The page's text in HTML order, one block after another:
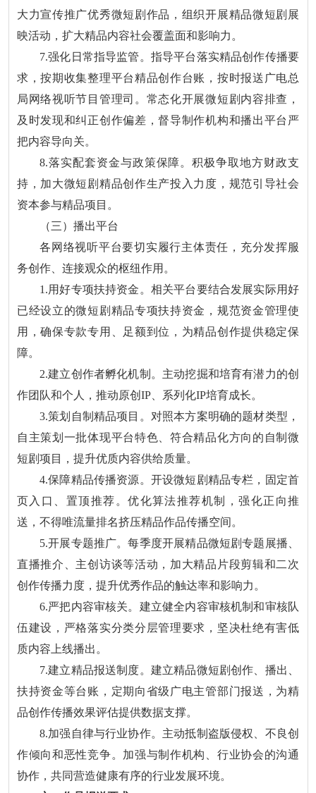
大力宣传推广优秀微短剧作品，组织开展精品微短剧展
映活动，扩大精品内容社会覆盖面和影响力。
7.强化日常指导监管。指导平台落实精品创作传播要
求，按期收集整理平台精品创作台账，按时报送广电总
局网络视听节目管理司。常态化开展微短剧内容排查，
及时发现和纠正创作偏差，督导制作机构和播出平台严
把内容导向关。
8.落实配套资金与政策保障。积极争取地方财政支
持，加大微短剧精品创作生产投入力度，规范引导社会
资本参与精品项目。
（三）播出平台
各网络视听平台要切实履行主体责任，充分发挥服
务创作、连接观众的枢纽作用。
1.用好专项扶持资金。相关平台要结合发展实际用好
已经设立的微短剧精品专项扶持资金，规范资金管理使
用，确保专款专用、足额到位，为精品创作提供稳定保
障。
2.建立创作者孵化机制。主动挖掘和培育有潜力的创
作团队和个人，推动原创IP、系列化IP培育成长。
3.策划自制精品项目。对照本方案明确的题材类型，
自主策划一批体现平台特色、符合精品化方向的自制微
短剧项目，提升优质内容供给质量。
4.保障精品传播资源。开设微短剧精品专栏，固定首
页入口、置顶推荐。优化算法推荐机制，强化正向推
送，不得唯流量排名挤压精品作品传播空间。
5.开展专题推广。每季度开展精品微短剧专题展播、
直播推介、主创访谈等活动，加大精品片段剪辑和二次
创作传播力度，提升优秀作品的触达率和影响力。
6.严把内容审核关。建立健全内容审核机制和审核队
伍建设，严格落实分类分层管理要求，坚决杜绝有害低
质内容上线播出。
7.建立精品报送制度。建立精品微短剧创作、播出、
扶持资金等台账，定期向省级广电主管部门报送，为精
品创作传播效果评估提供数据支撑。
8.加强自律与行业协作。主动抵制盗版侵权、不良创
作倾向和恶性竞争。加强与制作机构、行业协会的沟通
协作，共同营造健康有序的行业发展环境。